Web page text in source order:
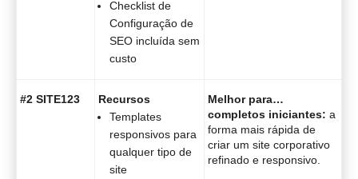
Checklist de
Configuração de
SEO incluída sem
custo
#2 SITE123
Recursos
Templates
responsivos para
qualquer tipo de
site
Melhor para…
completos iniciantes: a
forma mais rápida de
criar um site corporativo
refinado e responsivo.